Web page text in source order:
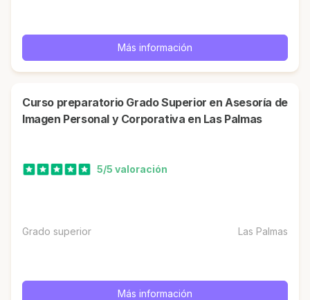
Más información
Curso preparatorio Grado Superior en Asesoría de
Imagen Personal y Corporativa en Las Palmas
5/5 valoración
Grado superior Las Palmas
Más información